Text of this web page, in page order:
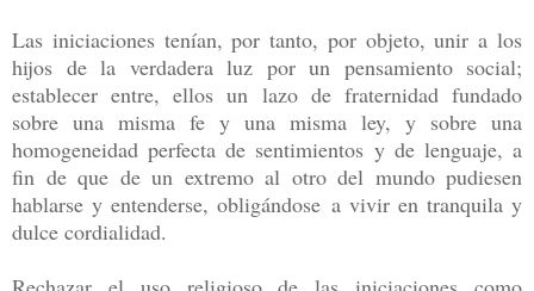
Las iniciaciones tenían, por tanto, por objeto, unir a los
hijos de la verdadera luz por un pensamiento social;
establecer entre, ellos un lazo de fraternidad fundado
sobre una misma fe y una misma ley, y sobre una
homogeneidad perfecta de sentimientos y de lenguaje, a
fin de que de un extremo al otro del mundo pudiesen
hablarse y entenderse, obligándose a vivir en tranquila y
dulce cordialidad.